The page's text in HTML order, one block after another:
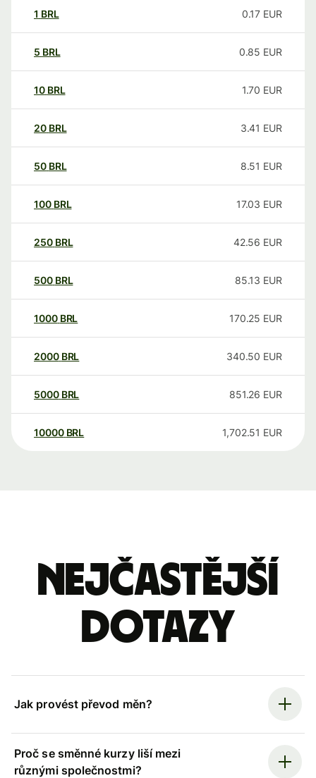
1 BRL 0.17 EUR
5 BRL 0.85 EUR
10 BRL 1.70 EUR
20 BRL 3.41 EUR
50 BRL 8.51 EUR
100 BRL 17.03 EUR
250 BRL 42.56 EUR
500 BRL 85.13 EUR
1000 BRL 170.25 EUR
2000 BRL 340.50 EUR
5000 BRL 851.26 EUR
10000 BRL 1,702.51 EUR
Nejčastější
dotazy
Jak provést převod měn?
Proč se směnné kurzy liší mezi
různými společnostmi?